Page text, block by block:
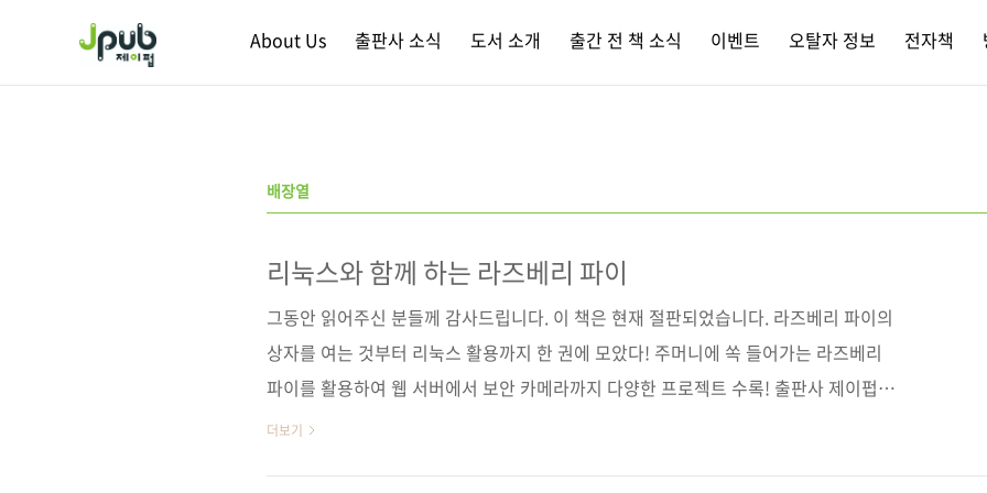
About Us 출판사 소식 도서 소개 출간 전 책 소식 이벤트 오탈자 정보 전자책
배장열
리눅스와 함께 하는 라즈베리 파이
그동안 읽어주신 분들께 감사드립니다. 이 책은 현재 절판되었습니다. 라즈베리 파이의
상자를 여는 것부터 리눅스 활용까지 한 권에 모았다! 주머니에 쏙 들어가는 라즈베리
파이를 활용하여 웹 서버에서 보안 카메라까지 다양한 프로젝트 수록! 출판사 제이펍
원출판사 Apress 원서명 Learn Raspberry Pi with Linux(원서 ISBN:
더보기